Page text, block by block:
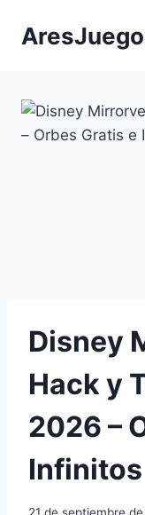
Disney
Hack y
2026 –
Infinitos
21 de septiembre